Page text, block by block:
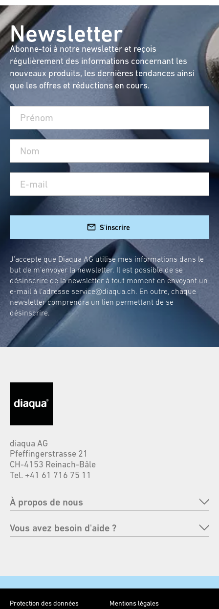
Newsletter
Abonne-toi à notre newsletter et reçois
régulièrement des informations concernant les
nouveaux produits, les dernières tendances ainsi
que les offres et réductions en cours.
S'inscrire
J’accepte que Diaqua AG utilise mes informations dans le
but de m’envoyer la newsletter. Il est possible de se
désinscrire de la newsletter à tout moment en envoyant un
e-mail à l’adresse service@diaqua.ch. En outre, chaque
newsletter comprendra un lien permettant de se
désinscrire.
diaqua AG
Pfeffingerstrasse 21
CH-4153 Reinach-Bâle
Tel. +41 61 716 75 11
À propos de nous
Entreprise
Contact
Vous avez besoin d'aide ?
Moyens de paiement
Protection des données Mentions légales